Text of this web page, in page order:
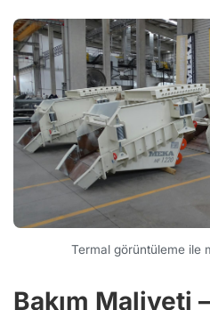
Termal görüntüleme ile
Bakım Maliyeti